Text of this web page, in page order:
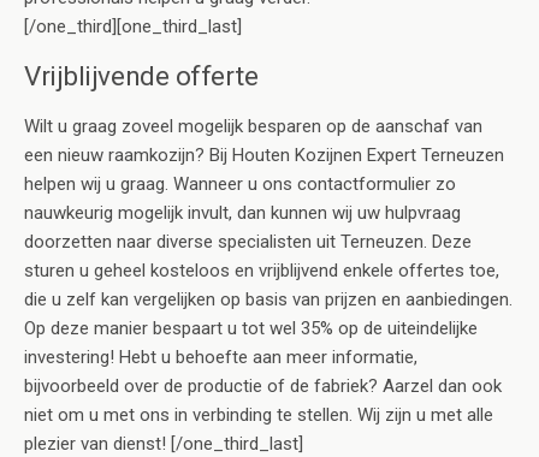
[/one_third][one_third_last]
Vrijblijvende offerte
Wilt u graag zoveel mogelijk besparen op de aanschaf van
een nieuw raamkozijn? Bij Houten Kozijnen Expert Terneuzen
helpen wij u graag. Wanneer u ons contactformulier zo
nauwkeurig mogelijk invult, dan kunnen wij uw hulpvraag
doorzetten naar diverse specialisten uit Terneuzen. Deze
sturen u geheel kosteloos en vrijblijvend enkele offertes toe,
die u zelf kan vergelijken op basis van prijzen en aanbiedingen.
Op deze manier bespaart u tot wel 35% op de uiteindelijke
investering! Hebt u behoefte aan meer informatie,
bijvoorbeeld over de productie of de fabriek? Aarzel dan ook
niet om u met ons in verbinding te stellen. Wij zijn u met alle
plezier van dienst! [/one_third_last]